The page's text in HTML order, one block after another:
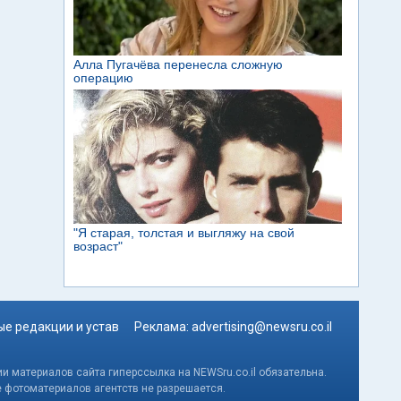
редакции и устав Реклама: advertising@newsru.co.il
сайта гиперссылка на NEWSru.co.il обязательна.
агентств не разрешается.